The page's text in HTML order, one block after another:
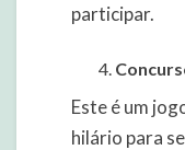
participar.
Este é um
hilário para